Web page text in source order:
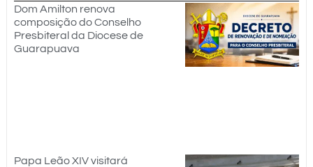
Dom Amilton renova
composição do Conselho
Presbiteral da Diocese de
Guarapuava
Papa Leão XIV visitará